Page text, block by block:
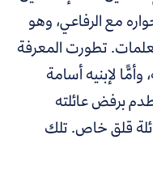
مع الرفاعي، وهو
تطورت المعرفة
لإبنيه أسامة
برفض عائلته
قلق خاص. تلك